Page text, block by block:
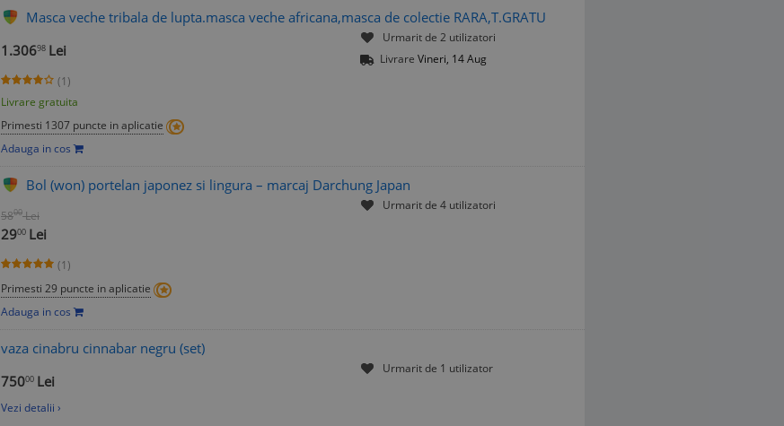
Masca veche tribala de lupta.masca veche africana,masca de colectie RARA,T.GRATU
1.30698 Lei
(1)
Livrare gratuita
Primesti 1307 puncte in aplicatie
Adauga in cos
Urmarit de 2 utilizatori
Livrare Vineri, 14 Aug
Bol (won) portelan japonez si lingura – marcaj Darchung Japan
5800 Lei
2900 Lei
(1)
Primesti 29 puncte in aplicatie
Adauga in cos
Urmarit de 4 utilizatori
vaza cinabru cinnabar negru (set)
75000 Lei
Vezi detalii ›
Urmarit de 1 utilizator